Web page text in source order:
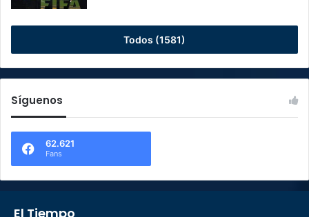
Todos (1581)
Síguenos
62.621
Fans
El Tiempo